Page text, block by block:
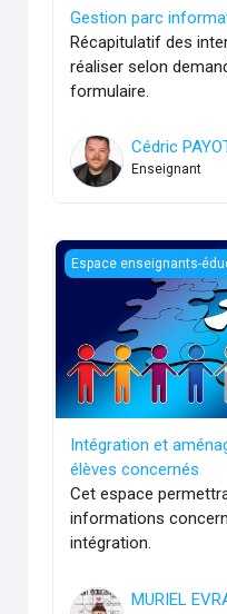
Gestion parc
Récapitulatif des
réaliser selon
formulaire.
Cédric
Enseignant
Intégration et
Espace enseignants-
Intégration et
élèves concernés
Cet espace
informations
intégration.
MURIEL